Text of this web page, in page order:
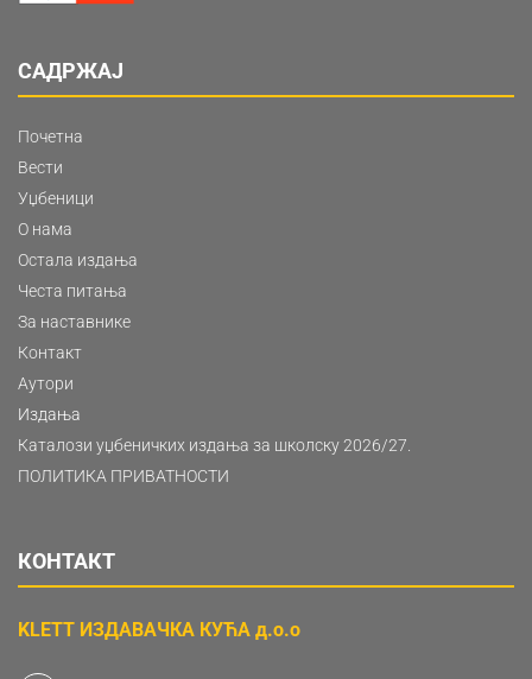
САДРЖАЈ
Почетна
Вести
Уџбеници
О нама
Остала издања
Честа питања
За наставнике
Контакт
Аутори
Издања
Каталози уџбеничких издања за школску 2026/27.
ПОЛИТИКА ПРИВАТНОСТИ
КОНТАКТ
KLETT ИЗДАВАЧКА КУЋА д.о.о